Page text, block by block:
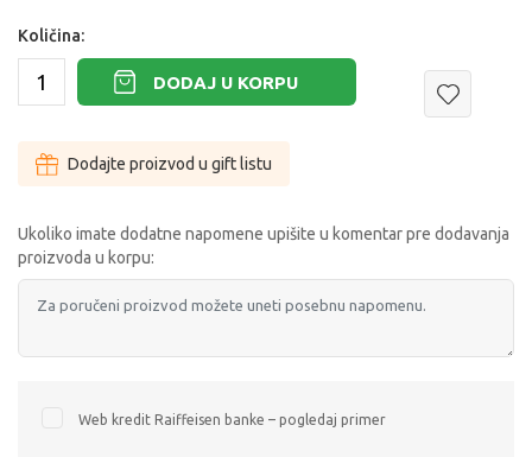
Količina:
DODAJ U KORPU
Dodajte proizvod u gift listu
Ukoliko imate dodatne napomene upišite u komentar pre dodavanja
proizvoda u korpu:
Web kredit Raiffeisen banke – pogledaj primer